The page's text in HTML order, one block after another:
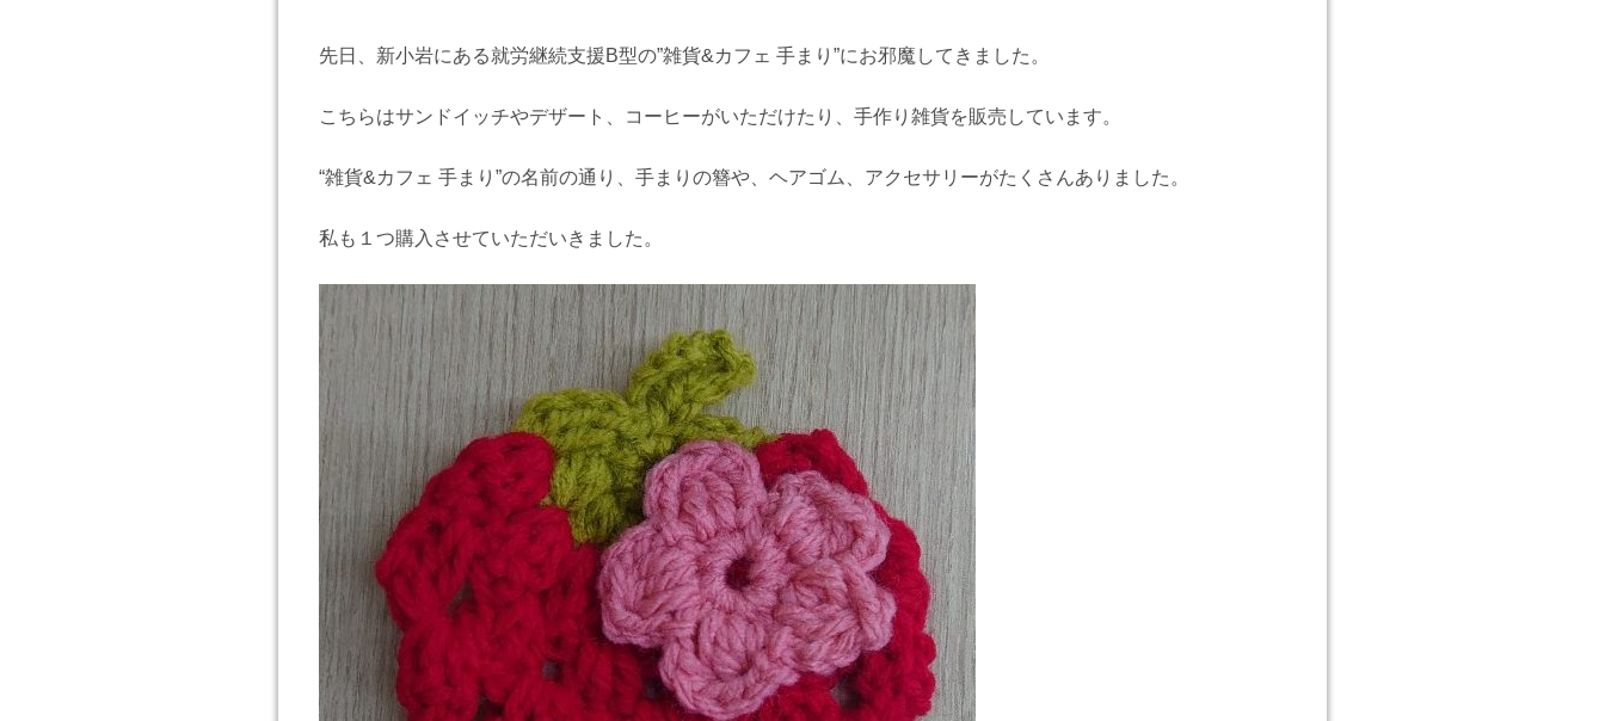
先日、新小岩にある就労継続支援B型の”雑貨&カフェ 手まり”にお邪魔してきました。
こちらはサンドイッチやデザート、コーヒーがいただけたり、手作り雑貨を販売しています。
“雑貨&カフェ 手まり”の名前の通り、手まりの簪や、ヘアゴム、アクセサリーがたくさんありました。
私も１つ購入させていただいきました。